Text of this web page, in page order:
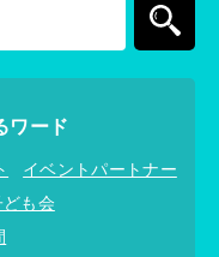
ワード
イベントパートナー
ども会